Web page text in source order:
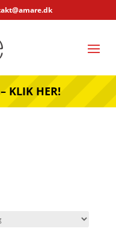
KLIK HER!